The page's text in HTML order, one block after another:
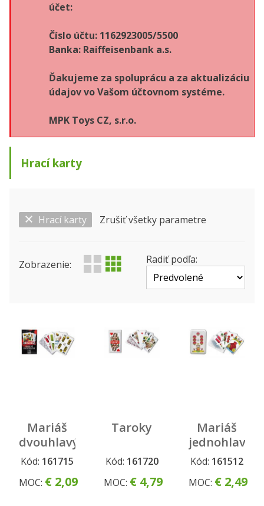
účet:
Číslo účtu: 1162923005/5500
Banka: Raiffeisenbank a.s.
Ďakujeme za spoluprácu a za aktualizáciu
údajov vo Vašom účtovnom systéme.
MPK Toys CZ, s.r.o.
Hrací karty
Zobraziť len ... Výrobca
Status
Hrací karty Zrušiť všetky parametre
Zobrazenie: Radiť podľa:
Mariáš
dvouhlavý
-káro
Kód: 161715
MOC: € 2,09
Taroky
Kód: 161720
MOC: € 4,79
Mariáš
jednohlavý
- koník
Kód: 161512
MOC: € 2,49